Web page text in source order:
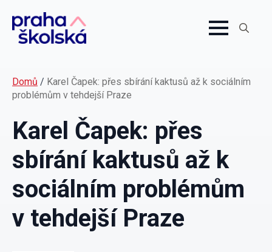
Domů / Karel Čapek: přes sbírání kaktusů až k sociálním
problémům v tehdejší Praze
Karel Čapek: přes
sbírání kaktusů až k
sociálním problémům
v tehdejší Praze